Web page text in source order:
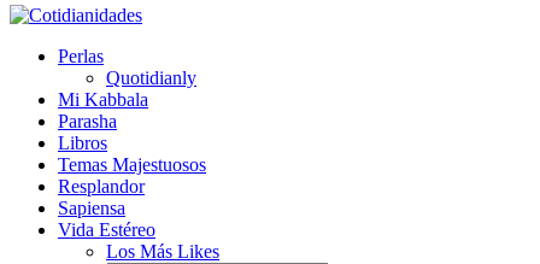
Perlas
Quotidianly
Mi Kabbala
Parasha
Libros
Temas Majestuosos
Resplandor
Sapiensa
Vida Estéreo
Los Más Likes